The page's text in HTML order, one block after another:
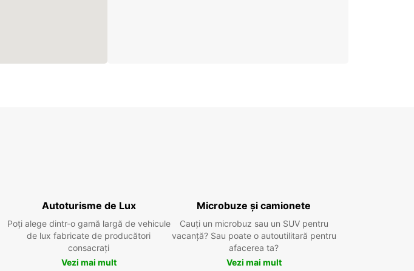
Autoturisme de Lux
Poți alege dintr-o gamă largă de vehicule
de lux fabricate de producători
consacrați
Vezi mai mult
Microbuze și camionete
Cauți un microbuz sau un SUV pentru
vacanță? Sau poate o autoutilitară pentru
afacerea ta?
Vezi mai mult